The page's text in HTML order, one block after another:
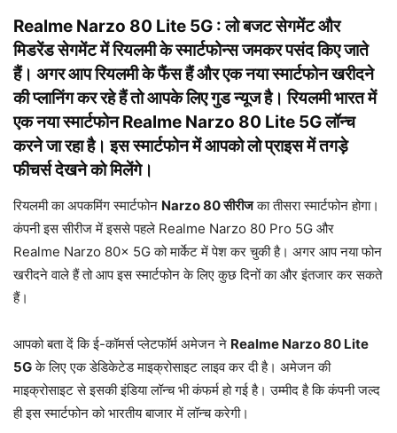
Realme Narzo 80 Lite 5G :लो बजट सेगमेंट और
मिडरेंड सेगमेंट में रियलमी के स्मार्टफोन्स जमकर पसंद किए जाते
हैं। अगर आप रियलमी के फैंस हैं और एक नया स्मार्टफोन खरीदने
की प्लानिंग कर रहे हैं तो आपके लिए गुड न्यूज है। रियलमी भारत में
एक नया स्मार्टफोन Realme Narzo 80 Lite 5G लॉन्च
करने जा रहा है। इस स्मार्टफोन में आपको लो प्राइस में तगड़े
फीचर्स देखने को मिलेंगे।
रियलमी का अपकमिंग स्मार्टफोन Narzo 80 सीरीजका तीसरा स्मार्टफोन होगा।
कंपनी इस सीरीज में इससे पहले Realme Narzo 80 Pro 5G और
Realme Narzo 80x 5G को मार्केट में पेश कर चुकी है। अगर आप नया फोन
खरीदने वाले हैं तो आप इस स्मार्टफोन के लिए कुछ दिनों का और इंतजार कर सकते
हैं।
आपको बता दें कि ई-कॉमर्स प्लेटफॉर्म अमेजन ने Realme Narzo 80 Lite
5Gके लिए एक डेडिकेटेड माइक्रोसाइट लाइव कर दी है। अमेजन की
माइक्रोसाइट से इसकी इंडिया लॉन्च भी कंफर्म हो गई है। उम्मीद है कि कंपनी जल्द
ही इस स्मार्टफोन को भारतीय बाजार में लॉन्च करेगी।